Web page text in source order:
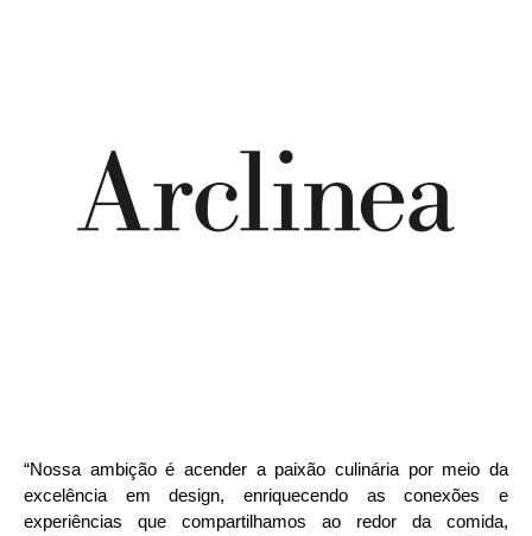
“Nossa ambição é acender a paixão culinária por meio da
excelência em design, enriquecendo as conexões e
experiências que compartilhamos ao redor da comida,